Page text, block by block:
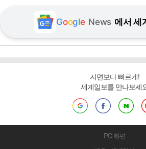
Google News 에서 세
지면보다 빠르게!
세계일보를 만나보세
PC 화면